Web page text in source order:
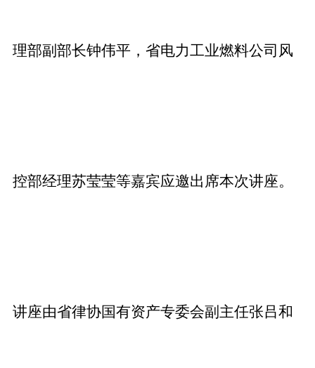
理部副部长钟伟平，省电力工业燃料公司风
控部经理苏莹莹等嘉宾应邀出席本次讲座。
讲座由省律协国有资产专委会副主任张吕和